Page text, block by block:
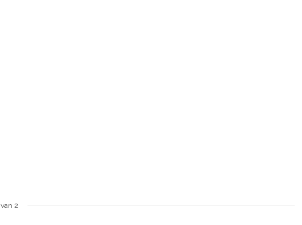
van 2